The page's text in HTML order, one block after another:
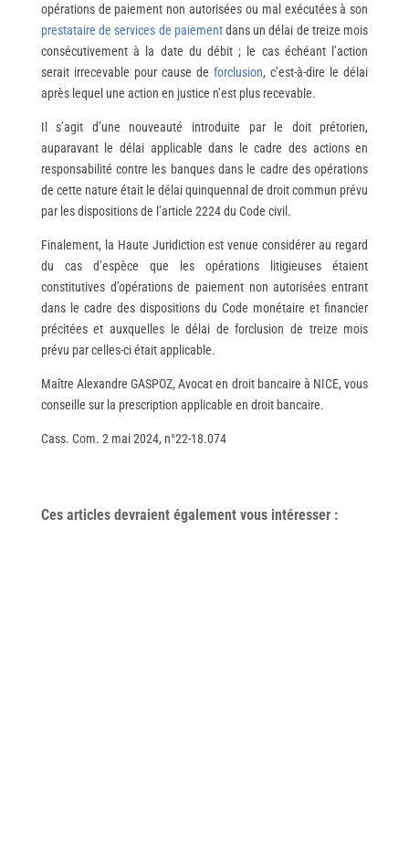
opérations de paiement non autorisées ou mal exécutées à son
prestataire de services de paiementdans un délai de treize mois
consécutivement à la date du débit ; le cas échéant l’action
serait irrecevable pour cause deforclusion, c’est-à-dire le délai
après lequel une action en justice n’est plus recevable.
Il s’agit d’une nouveauté introduite par le doit prétorien,
auparavant le délai applicable dans le cadre des actions en
responsabilité contre les banques dans le cadre des opérations
de cette nature était le délai quinquennal de droit commun prévu
par les dispositions de l’article 2224 du Code civil.
Finalement, la Haute Juridiction est venue considérer au regard
du cas d’espèce que les opérations litigieuses étaient
constitutives d’opérations de paiement non autorisées entrant
dans le cadre des dispositions du Code monétaire et financier
précitées et auxquelles le délai de forclusion de treize mois
prévu par celles-ci était applicable.
Maître Alexandre GASPOZ, Avocat en droit bancaire à NICE, vous
conseille sur la prescription applicable en droit bancaire.
Cass. Com. 2 mai 2024, n°22-18.074
Ces articles devraient également vous intéresser: